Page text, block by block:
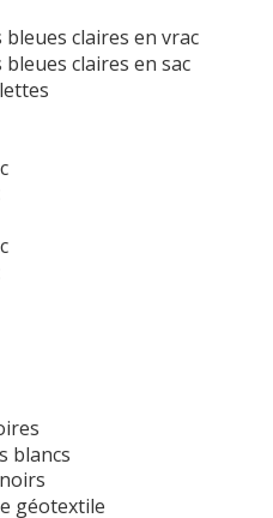
bleues claires en vrac
claires en sac
blancs
géotextile